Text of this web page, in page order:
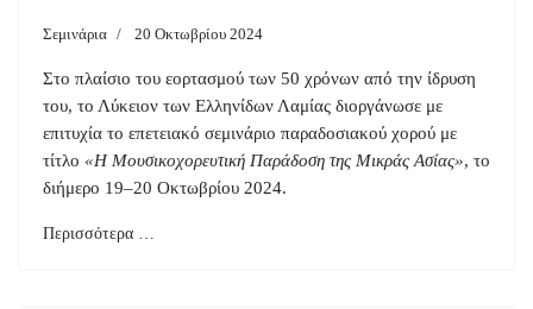
Σεμινάρια 20 Οκτωβρίου 2024
Στο πλαίσιο του εορτασμού των 50 χρόνων από την ίδρυση
του, το Λύκειον των Ελληνίδων Λαμίας διοργάνωσε με
επιτυχία το επετειακό σεμινάριο παραδοσιακού χορού με
τίτλο «Η Μουσικοχορευτική Παράδοση της Μικράς Ασίας», το
διήμερο 19–20 Οκτωβρίου 2024.
Περισσότερα …